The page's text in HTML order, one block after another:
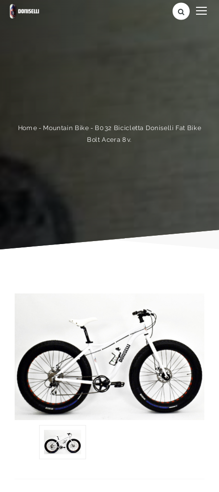
Home- Mountain Bike- B032 Bicicletta Doniselli Fat Bike
Bolt Acera 8v.